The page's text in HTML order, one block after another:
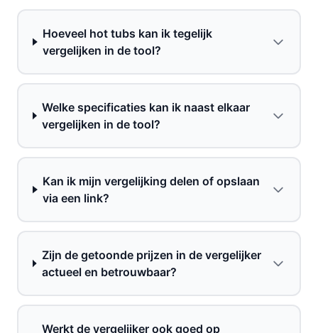
Hoeveel hot tubs kan ik tegelijk
vergelijken in de tool?
Welke specificaties kan ik naast elkaar
vergelijken in de tool?
Kan ik mijn vergelijking delen of opslaan
via een link?
Zijn de getoonde prijzen in de vergelijker
actueel en betrouwbaar?
Werkt de vergelijker ook goed op